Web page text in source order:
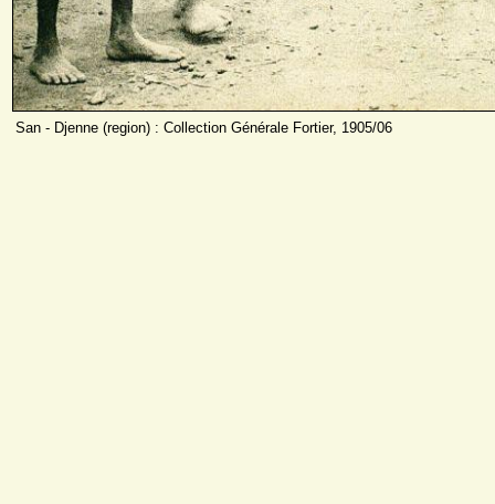
San - Djenne (region) : Collection Générale Fortier, 1905/06